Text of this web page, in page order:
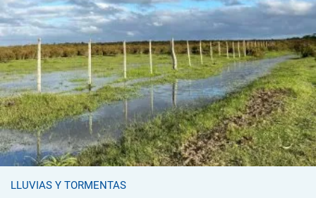
LLUVIAS Y TORMENTAS